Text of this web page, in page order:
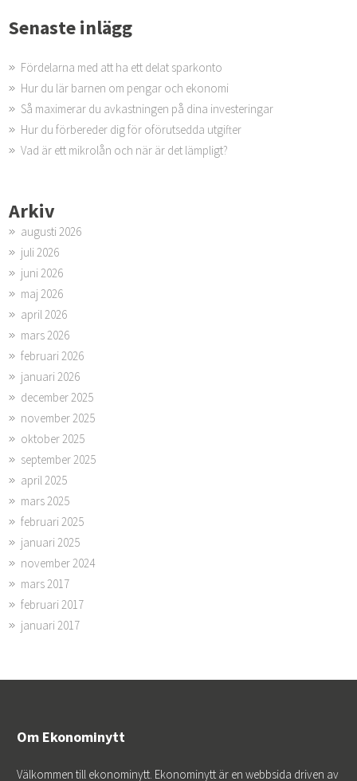
Senaste inlägg
Fördelarna med att ha ett delat sparkonto
Hur du lär barnen om pengar och ekonomi
Så maximerar du avkastningen på dina investeringar
Hur du förbereder dig för oförutsedda utgifter
Vad är ett mikrolån och när är det lämpligt?
Arkiv
augusti 2026
juli 2026
juni 2026
maj 2026
april 2026
mars 2026
februari 2026
januari 2026
december 2025
november 2025
oktober 2025
september 2025
april 2025
mars 2025
februari 2025
januari 2025
november 2024
mars 2017
februari 2017
januari 2017
Om Ekonominytt
Välkommen till ekonominytt. Ekonominytt är en webbsida driven av